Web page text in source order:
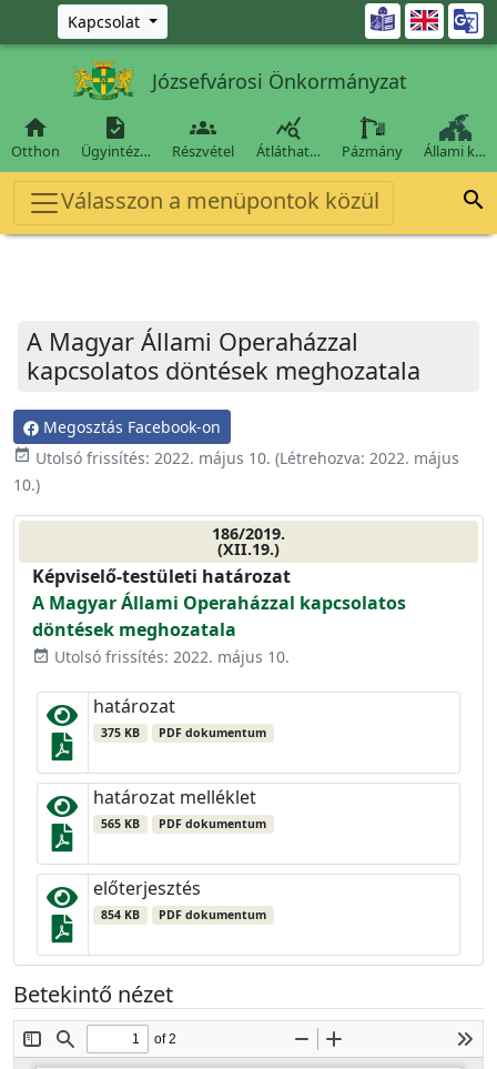
Ugrás a fő tartalomra
Kapcsolat 
Józsefvárosi Önkormányzat

Otthon

Ügyintéz…

Részvétel

Átláthat… Pázmány Állami k…
Válasszon a menüpontok közül 
A Magyar Állami Operaházzal
kapcsolatos döntések meghozatala
Megosztás Facebook-on
event_available Utolsó frissítés: 2022. május 10. (Létrehozva: 2022. május
10.)
186/2019.
(XII.19.)
Képviselő-testületi határozat
A Magyar Állami Operaházzal kapcsolatos
döntések meghozatala
event_available Utolsó frissítés: 2022. május 10.
határozat
375 KB PDF dokumentum
határozat melléklet
565 KB PDF dokumentum
előterjesztés
854 KB PDF dokumentum
Betekintő nézet